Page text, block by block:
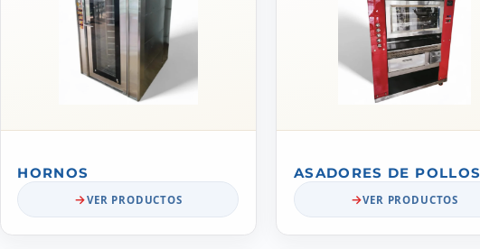
HORNOS
VER PRODUCTOS
ASADORES DE POLLOS
VER PRODUCTOS